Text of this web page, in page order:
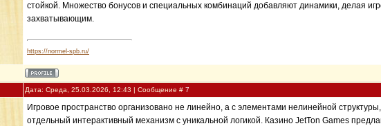
стойкой. Множество бонусов и специальных комбинаций добавляют динамики, делая
захватывающим.
https://normel-spb.ru/
Дата: Среда, 25.03.2026, 12:43 | Сообщение # 7
Игровое пространство организовано не линейно, а с элементами нелинейной
отдельный интерактивный механизм с уникальной логикой. Казино JetTon Games